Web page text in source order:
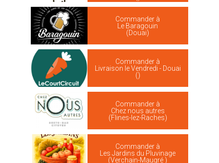
Commander à
Le Baragouin
(Douai)
Commander à
Livraison le Vendredi - Douai
()
Commander à
Chez nous autres
(Flines-lez-Raches)
Commander à
Les Jardins du Pluvinage
(Verchain-Maugré )